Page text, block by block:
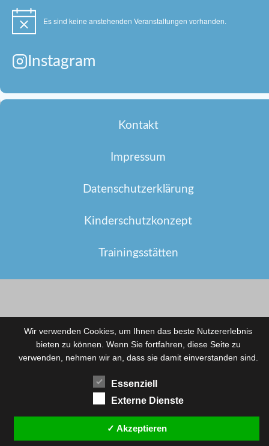
Hinweis Es sind keine anstehenden Veranstaltungen vorhanden.
Instagram
Kontakt
Impressum
Datenschutzerklärung
Kinderschutzkonzept
Trainingsstätten
Wir verwenden Cookies, um Ihnen das beste Nutzererlebnis
bieten zu können. Wenn Sie fortfahren, diese Seite zu
verwenden, nehmen wir an, dass sie damit einverstanden sind.
Essenziell
Externe Dienste
✓ Akzeptieren